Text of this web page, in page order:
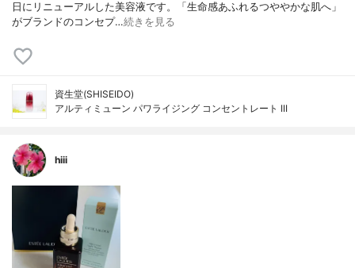
日にリニューアルした美容液です。「生命感あふれるつややかな肌へ」
がブランドのコンセプ…続きを見る
資生堂(SHISEIDO)
アルティミューン パワライジング コンセントレート III
hiii